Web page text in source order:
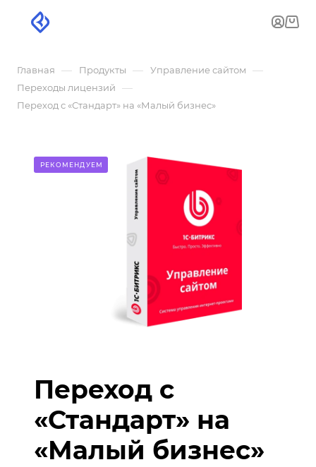
Главная — Продукты — Управление сайтом —
Переходы лицензий —
Переход с «Стандарт» на «Малый бизнес»
РЕКОМЕНДУЕМ
Переход с
«Стандарт» на
«Малый бизнес»